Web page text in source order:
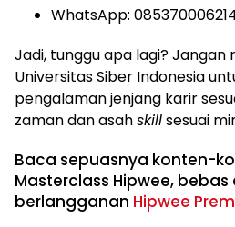
WhatsApp:
Jadi, tunggu apa lagi? Jangan
Universitas Siber Indonesia
pengalaman jenjang karir
zaman dan asahskillsesuai
Baca sepuasnya konten-
Masterclass Hipwee,
berlangganan Hipwee